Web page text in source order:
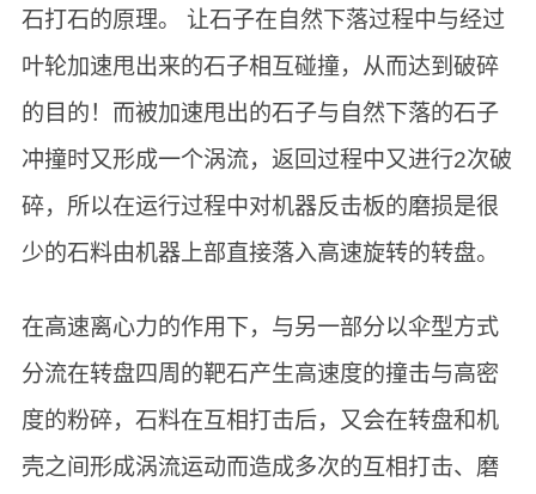
石打石的原理。 让石子在自然下落过程中与经过
叶轮加速甩出来的石子相互碰撞，从而达到破碎
的目的！而被加速甩出的石子与自然下落的石子
冲撞时又形成一个涡流，返回过程中又进行2次破
碎，所以在运行过程中对机器反击板的磨损是很
少的石料由机器上部直接落入高速旋转的转盘。
在高速离心力的作用下，与另一部分以伞型方式
分流在转盘四周的靶石产生高速度的撞击与高密
度的粉碎，石料在互相打击后，又会在转盘和机
壳之间形成涡流运动而造成多次的互相打击、磨